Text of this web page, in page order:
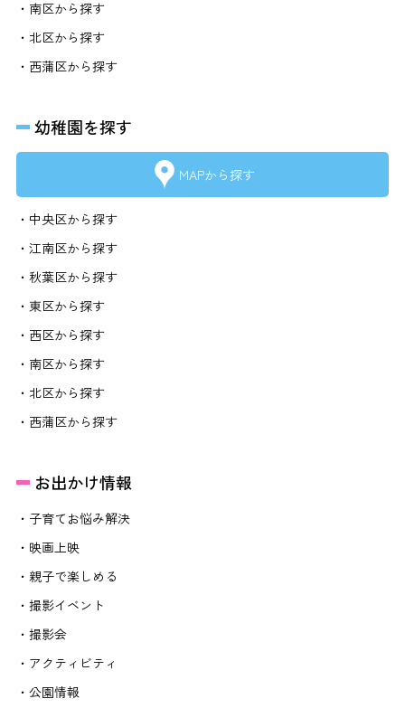
・南区から探す
・北区から探す
・西蒲区から探す
幼稚園を探す
MAPから探す
・中央区から探す
・江南区から探す
・秋葉区から探す
・東区から探す
・西区から探す
・南区から探す
・北区から探す
・西蒲区から探す
お出かけ情報
・子育てお悩み解決
・映画上映
・親子で楽しめる
・撮影イベント
・撮影会
・アクティビティ
・公園情報